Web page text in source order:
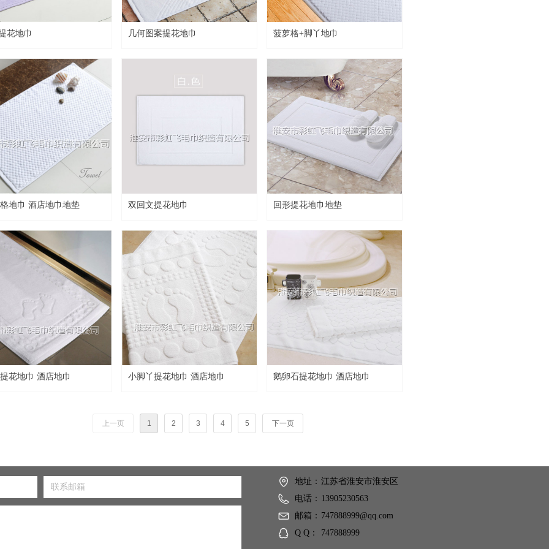
花地巾 几何图案提花地巾 菠萝格+脚丫地巾
地巾 酒店地巾地垫 双回文提花地巾 回形提花地巾地垫
花地巾 酒店地巾 小脚丫提花地巾 酒店地巾 鹅卵石提花地巾 酒店地巾
上一页 1 2 3 4 5 下一页
地址： 江苏省淮安市淮安区
电话： 13905230563
邮箱： 747888999@qq.com
Q Q：
747888999